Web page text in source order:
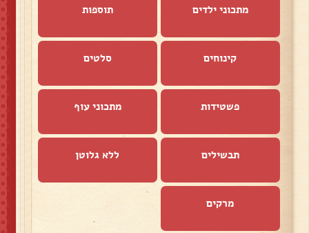
מתכוני ילדים תוספות
קינוחים סלטים
פשטידות מתכוני עוף
תבשילים ללא גלוטן
מרקים